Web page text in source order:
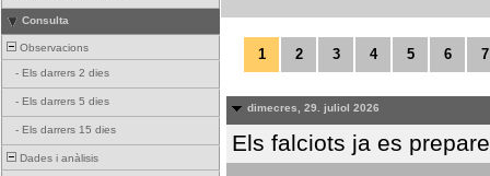
Consulta
Observacions
- Els darrers 2 dies
- Els darrers 5 dies
- Els darrers 15 dies
Dades i anàlisis
1 2 3 4 5 6 7
dimecres, 29. juliol 2026
Els falciots ja es